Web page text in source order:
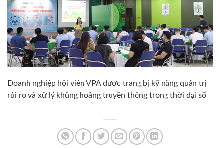
Doanh nghiệp hội viên VPA được trang bị kỹ năng quản trị
rủi ro và xử lý khủng hoảng truyền thông trong thời đại số